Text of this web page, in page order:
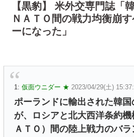
【黒豹】 米外交専門誌「
ＮＡＴＯ間の戦力均衡崩
ーになった」
1: 仮面ウニダー ★ 2023/04/29(土)
ポーランドに輸出された韓国
が、ロシアと北大西洋条約機
ＡＴＯ）間の陸上戦力のバ